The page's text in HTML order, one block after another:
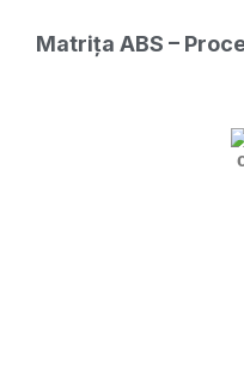
Matrița ABS –